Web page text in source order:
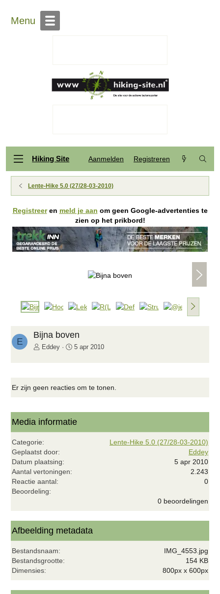
Menu
Hiking Site Aanmelden Registreren
Lente-Hike 5.0 (27/28-03-2010)
Registreeren meld je aan om geen Google-advertenties te
zien op het prikbord!
l
g
e
n
V
E
Bijna boven
Eddey 5 apr 2010
Er zijn geen reacties om te tonen.
Media informatie
Categorie
Lente-Hike 5.0 (27/28-03-2010)
Geplaatst door
Eddey
Datum plaatsing
5 apr 2010
Aantal vertoningen
2.243
Reactie aantal
0
Beoordeling
s
r
e
0 beoordelingen
Afbeelding metadata
Bestandsnaam
IMG_4553.jpg
Bestandsgrootte
154 KB
Dimensies
800px x 600px